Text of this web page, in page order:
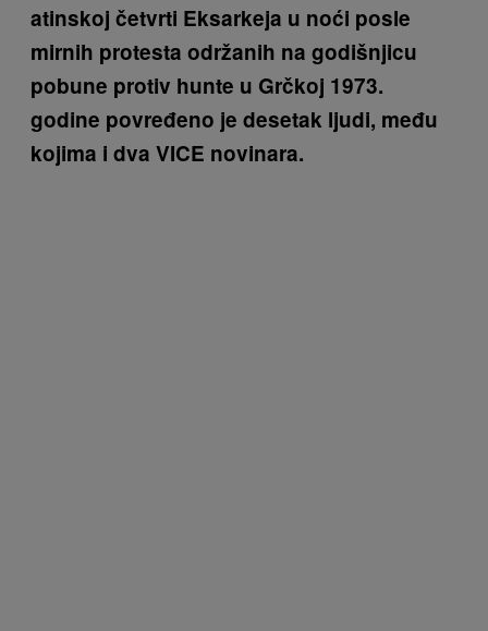
atinskoj četvrti Eksarkeja u noći posle
mirnih protesta održanih na godišnjicu
pobune protiv hunte u Grčkoj 1973.
godine povređeno je desetak ljudi, među
kojima i dva VICE novinara.